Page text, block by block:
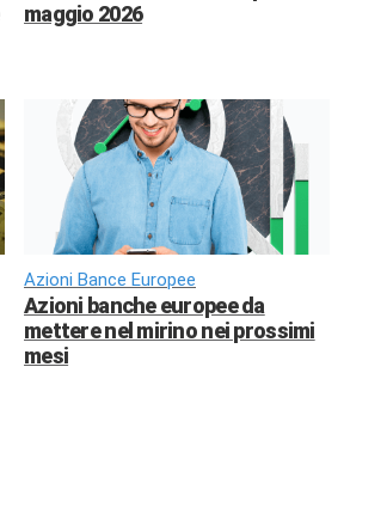
maggio 2026
Azioni Bance Europee
Azioni banche europee da
mettere nel mirino nei prossimi
mesi